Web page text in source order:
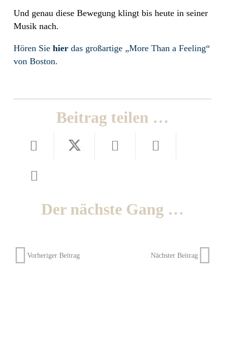
Und genau diese Bewegung klingt bis heute in seiner
Musik nach.
Hören Sie hier das großartige „More Than a Feeling“
von Boston.
Beitrag teilen …
Der nächste Gang …
Vorheriger Beitrag Nächster Beitrag